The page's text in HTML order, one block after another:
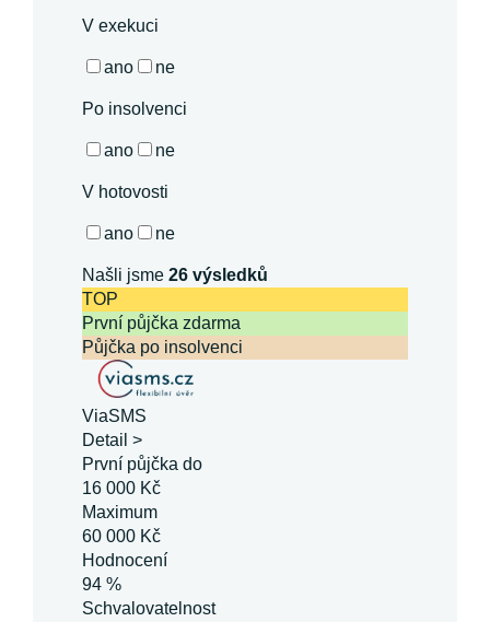
V exekuci
ano ne
Po insolvenci
ano ne
V hotovosti
ano ne
Našli jsme26 výsledků
TOP
První půjčka zdarma
Půjčka po insolvenci
ViaSMS
Detail >
První půjčka do
16 000 Kč
Maximum
60 000 Kč
Hodnocení
94 %
Schvalovatelnost